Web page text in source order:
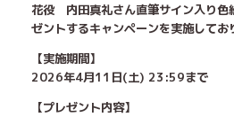
花役 内田真礼さん直筆サイン入り色
ゼントするキャンペーンを実施してお
【実施期間】
2026年4月11日(土) 23:59まで
【プレゼント内容】